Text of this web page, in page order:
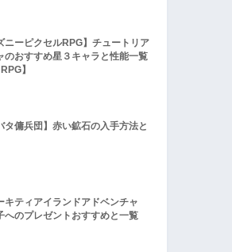
ニーピクセルRPG】チュートリア
のおすすめ星３キャラと性能一覧
】
タ傭兵団】赤い鉱石の入手方法と
キティアイランドアドベンチャ
へのプレゼントおすすめと一覧